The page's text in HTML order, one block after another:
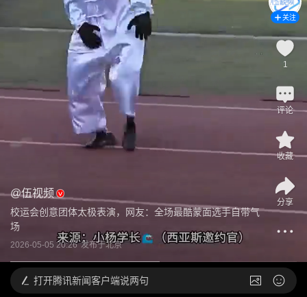
@伍视频
校运会创意团体太极表演，网友：全场最酷蒙面选手自带气
场
2026-05-05 20:26 发布于北京
关注
1
评论
收藏
分享
打开腾讯新闻客户端说两句